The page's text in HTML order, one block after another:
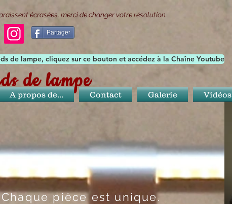
A propos de... Contact Galerie Vidéos
écrasées, merci de changer votre résolution.
Partager
de lampe
de lampe, cliquez sur ce bouton et accédez à la Chaîne Youtube
Chaque pièce est unique.